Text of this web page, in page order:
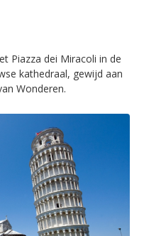
Piazza dei Miracoli in de
kathedraal, gewijd aan
Wonderen.